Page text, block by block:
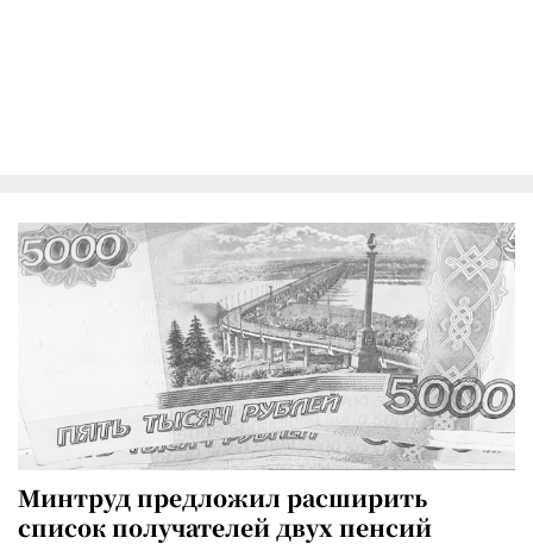
Минтруд предложил расширить
список получателей двух пенсий